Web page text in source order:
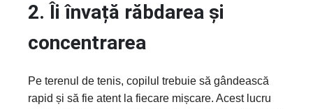
2. Îi învață răbdarea și
concentrarea
Pe terenul de tenis, copilul trebuie să gândească
rapid și să fie atent la fiecare mișcare. Acest lucru